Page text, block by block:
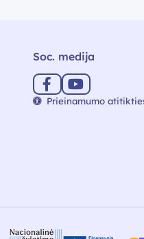
Soc. medija
Prieinamumo